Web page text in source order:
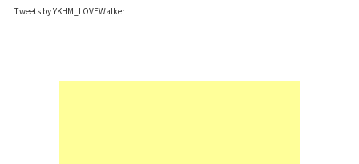
Tweets by YKHM_LOVEWalker